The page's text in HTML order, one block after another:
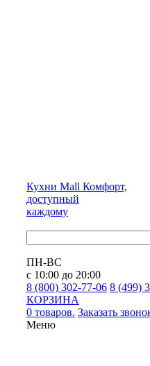
Кухни Mall Комфорт,
доступный
каждому
ПН-ВС
с 10:00 до 20:00
8 (800) 302-77-06 8 (499)
КОРЗИНА
0 товаров. Заказать
Меню